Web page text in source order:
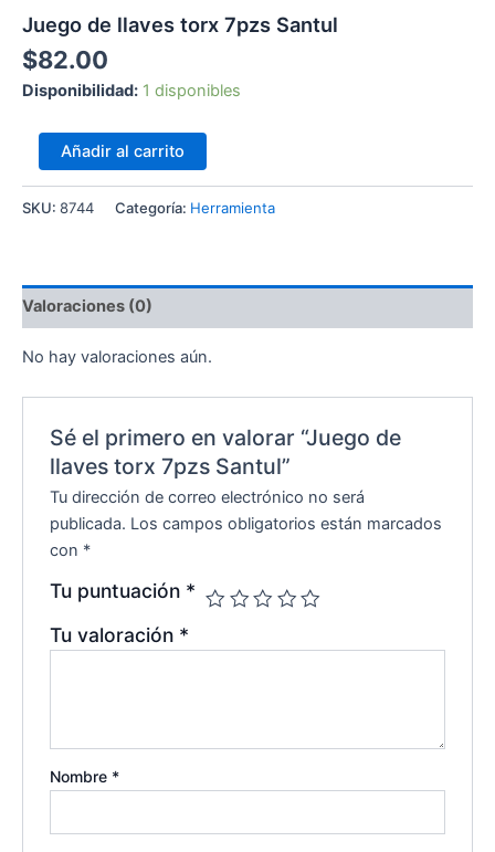
Juego de llaves torx 7pzs Santul
$82.00
Disponibilidad: 1 disponibles
Añadir al carrito
SKU: 8744 Categoría: Herramienta
Valoraciones (0)
No hay valoraciones aún.
Sé el primero en valorar “Juego de
llaves torx 7pzs Santul”
Tu dirección de correo electrónico no será
publicada. Los campos obligatorios están marcados
con *
Tu puntuación *
Tu valoración *
Nombre *